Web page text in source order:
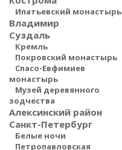
Ипатьевский монастырь
Владимир
Суздаль
Кремль
Покровский монастырь
Спасо-Евфимиев
монастырь
Музей деревянного
зодчества
Алексинский район
Санкт-Петербург
Белые ночи
Петропавловская